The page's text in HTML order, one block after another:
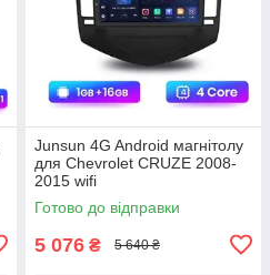
Junsun 4G Android магнітолу
для Chevrolet CRUZE 2008-
2015 wifi
Готово до відправки
5 076 ₴ 5 640 ₴